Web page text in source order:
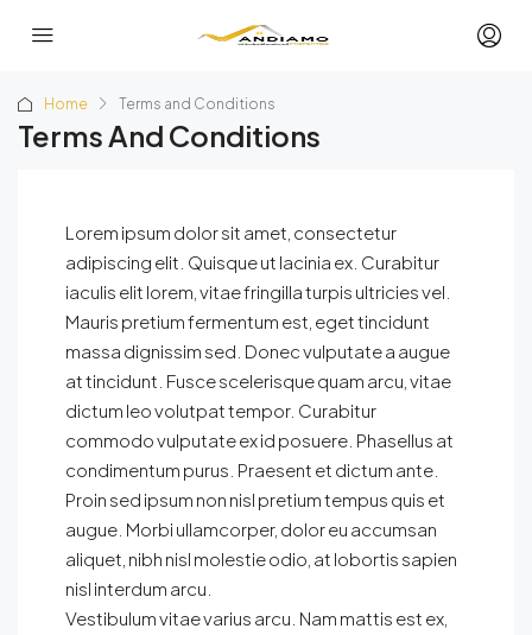
Home Terms and Conditions
Terms And Conditions
Lorem ipsum dolor sit amet, consectetur
adipiscing elit. Quisque ut lacinia ex. Curabitur
iaculis elit lorem, vitae fringilla turpis ultricies vel.
Mauris pretium fermentum est, eget tincidunt
massa dignissim sed. Donec vulputate a augue
at tincidunt. Fusce scelerisque quam arcu, vitae
dictum leo volutpat tempor. Curabitur
commodo vulputate ex id posuere. Phasellus at
condimentum purus. Praesent et dictum ante.
Proin sed ipsum non nisl pretium tempus quis et
augue. Morbi ullamcorper, dolor eu accumsan
aliquet, nibh nisl molestie odio, at lobortis sapien
nisl interdum arcu.
Vestibulum vitae varius arcu. Nam mattis est ex,